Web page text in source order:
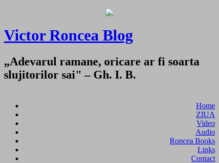
Victor Roncea Blog
„Adevarul ramane, oricare ar fi soarta
slujitorilor sai" – Gh. I. B.
Home
ZIUA
Video
Audio
Roncea Books
Links
Contact